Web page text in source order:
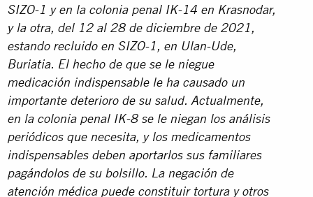
SIZO-1 y en la colonia penal IK-14 en Krasnodar,
y la otra, del 12 al 28 de diciembre de 2021,
estando recluido en SIZO-1, en Ulan-Ude,
Buriatia. El hecho de que se le niegue
medicación indispensable le ha causado un
importante deterioro de su salud. Actualmente,
en la colonia penal IK-8 se le niegan los análisis
periódicos que necesita, y los medicamentos
indispensables deben aportarlos sus familiares
pagándolos de su bolsillo. La negación de
atención médica puede constituir tortura y otros